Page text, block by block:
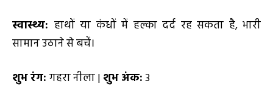
स्वास्थ्य: हाथों या कंधों में हल्का दर्द रह सकता है, भारी
सामान उठाने से बचें।
शुभ रंग: गहरा नीला | शुभ अंक:3